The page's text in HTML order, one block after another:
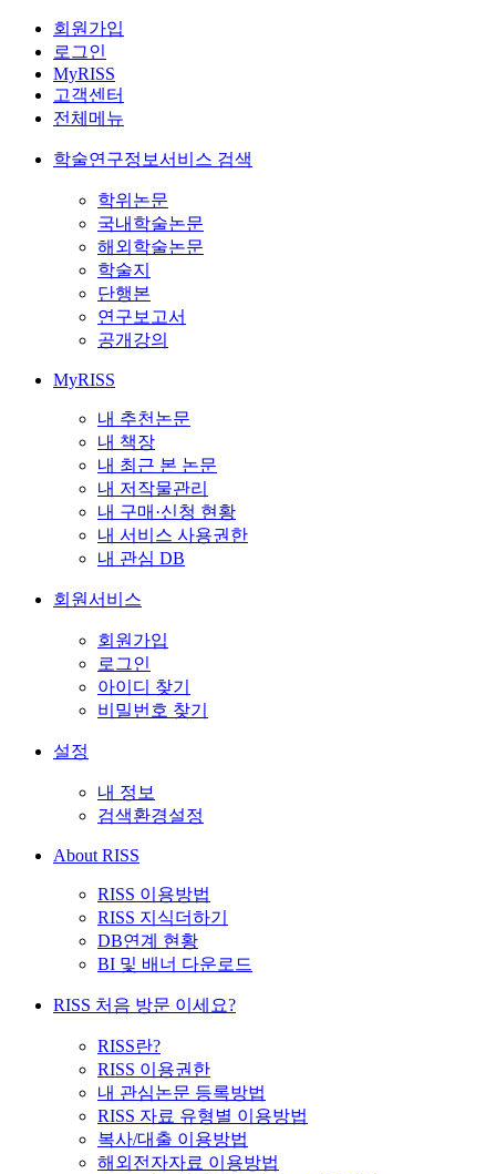
회원가입
로그인
MyRISS
고객센터
전체메뉴
학술연구정보서비스 검색
학위논문
국내학술논문
해외학술논문
학술지
단행본
연구보고서
공개강의
MyRISS
내 추천논문
내 책장
내 최근 본 논문
내 저작물관리
내 구매·신청 현황
내 서비스 사용권한
내 관심 DB
회원서비스
회원가입
로그인
아이디 찾기
비밀번호 찾기
설정
내 정보
검색환경설정
About RISS
RISS 이용방법
RISS 지식더하기
DB연계 현황
BI 및 배너 다운로드
RISS 처음 방문 이세요?
RISS란?
RISS 이용권한
내 관심논문 등록방법
RISS 자료 유형별 이용방법
복사/대출 이용방법
해외전자자료 이용방법